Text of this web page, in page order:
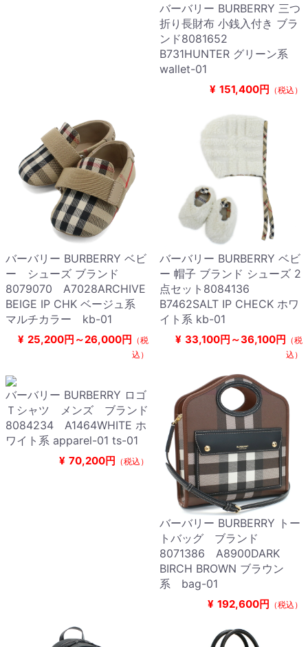
バーバリー BURBERRY 三つ
折り長財布 小銭入付き ブラ
ンド8081652
B731HUNTER グリーン系
wallet-01
¥ 151,400円 （税込）
バーバリー BURBERRY ベビ
ー シューズ ブランド
8079070 A7028ARCHIVE
BEIGE IP CHK ベージュ系
マルチカラー kb-01
¥ 25,200円～26,000円 （税
込）
バーバリー BURBERRY ベビ
ー 帽子 ブランド シューズ 2
点セット8084136
B7462SALT IP CHECK ホワ
イト系 kb-01
¥ 33,100円～36,100円 （税
込）
バーバリー BURBERRY ロゴ
Ｔシャツ メンズ ブランド
8084234 A1464WHITE ホ
ワイト系 apparel-01 ts-01
¥ 70,200円 （税込）
バーバリー BURBERRY トー
トバッグ ブランド
8071386 A8900DARK
BIRCH BROWN ブラウン
系 bag-01
¥ 192,600円 （税込）